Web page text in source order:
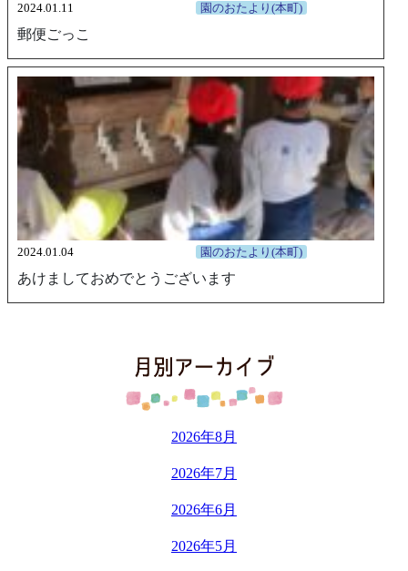
2024.01.11 園のおたより(本町)
郵便ごっこ
2024.01.04 園のおたより(本町)
あけましておめでとうございます
2026年8月
2026年7月
2026年6月
2026年5月